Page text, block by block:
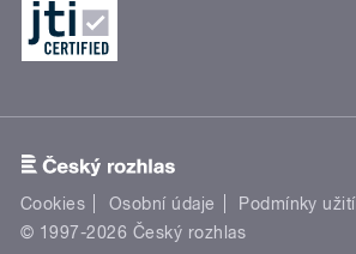
Cookies Osobní údaje Podmínky užití
© 1997-2026 Český rozhlas